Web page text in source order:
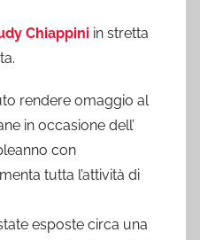
Chiappini in stretta
rendere omaggio al
in occasione dell’
con
tutta l’attività di
esposte circa una